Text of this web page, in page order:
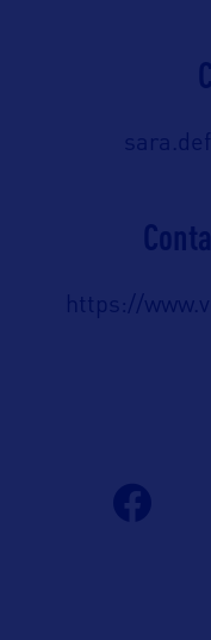
https://